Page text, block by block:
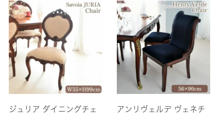
ジュリア ダイニングチェ
アンリヴェルデ ヴェネチ